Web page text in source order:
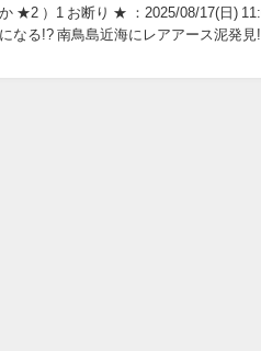
★2 ）1 お断り ★ ：2025/08/17(日)
なる!? 南鳥島近海にレアアース泥発